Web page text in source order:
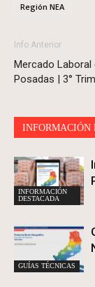
Región NEA
Info Anterior
Mercado Laboral
Posadas | 3°
INFORMACIÓN
INFORMACIÓN
DESTACADA
GUÍAS TÉCNICAS